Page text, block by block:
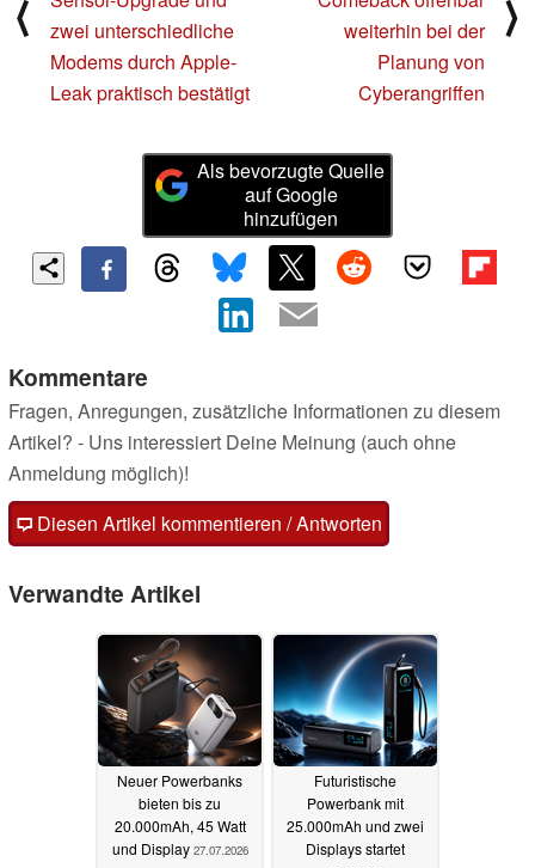
⟨
zwei unterschiedliche
Modems durch Apple-
Leak praktisch bestätigt
weiterhin bei der
Planung von
Cyberangriffen
⟩
Als bevorzugte Quelle
auf Google
hinzufügen
Kommentare
Fragen, Anregungen, zusätzliche Informationen zu diesem
Artikel? - Uns interessiert Deine Meinung (auch ohne
Anmeldung möglich)!
Diesen Artikel kommentieren / Antworten
Verwandte Artikel
Neuer Powerbanks
bieten bis zu
20.000mAh, 45 Watt
und Display 27.07.2026
Futuristische
Powerbank mit
25.000mAh und zwei
Displays startet